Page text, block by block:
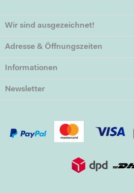
Wir sind ausgezeichnet!
Adresse & Öffnungszeiten
Informationen
Newsletter